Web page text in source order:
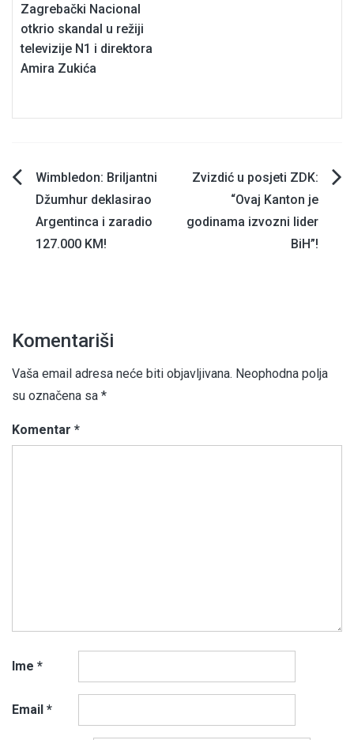
Zagrebački Nacional
otkrio skandal u režiji
televizije N1 i direktora
Amira Zukića
Navigacija
članaka
Wimbledon: Briljantni
Džumhur deklasirao
Argentinca i zaradio
127.000 KM!
Zvizdić u posjeti ZDK:
“Ovaj Kanton je
godinama izvozni lider
BiH”!
Komentariši
Vaša email adresa neće biti objavljivana. Neophodna polja
su označena sa *
Komentar *
Ime *
Email *